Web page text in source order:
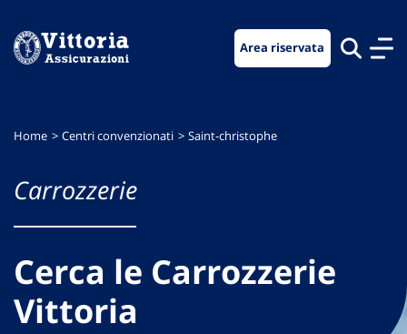
menu
contenuto
footer
Area riservata
Home Centri convenzionati Saint-christophe
Carrozzerie
Cerca le Carrozzerie
Vittoria